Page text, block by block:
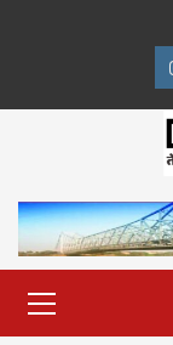
Menu